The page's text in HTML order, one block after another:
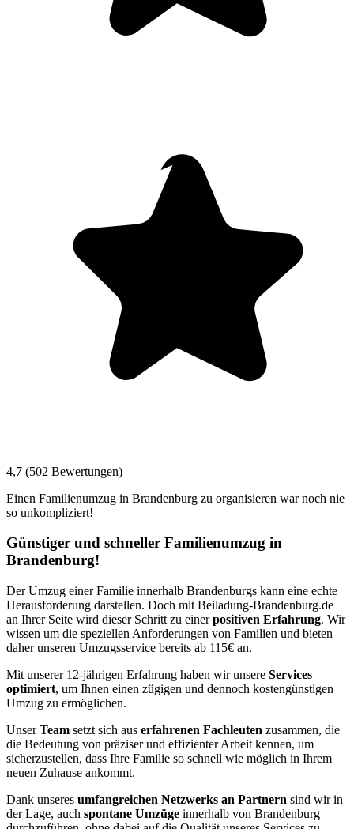
4,7 (502 Bewertungen)
Einen Familienumzug in Brandenburg zu organisieren war noch nie
so unkompliziert!
Günstiger und schneller Familienumzug in
Brandenburg!
Der Umzug einer Familie innerhalb Brandenburgs kann eine echte
Herausforderung darstellen. Doch mit Beiladung-Brandenburg.de
an Ihrer Seite wird dieser Schritt zu einerpositiven Erfahrung. Wir
wissen um die speziellen Anforderungen von Familien und bieten
daher unseren Umzugsservice bereits ab 115€ an.
Mit unserer 12-jährigen Erfahrung haben wir unsere Services
optimiert, um Ihnen einen zügigen und dennoch kostengünstigen
Umzug zu ermöglichen.
UnserTeam setzt sich aus erfahrenen Fachleuten zusammen, die
die Bedeutung von präziser und effizienter Arbeit kennen, um
sicherzustellen, dass Ihre Familie so schnell wie möglich in Ihrem
neuen Zuhause ankommt.
Dank unseres umfangreichen Netzwerks an Partnern sind wir in
der Lage, auch spontane Umzüge innerhalb von Brandenburg